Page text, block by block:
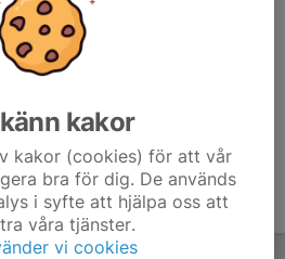
kakor
kakor (cookies) för att vår
bra för dig. De används
i syfte att hjälpa oss att
våra tjänster.
vi cookies